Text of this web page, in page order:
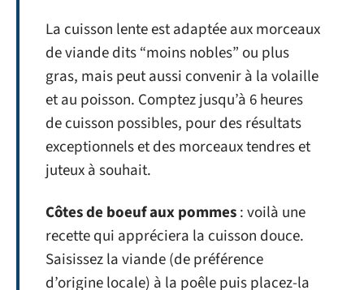
La cuisson lente est adaptée aux morceaux
de viande dits “moins nobles” ou plus
gras, mais peut aussi convenir à la volaille
et au poisson. Comptez jusqu’à 6 heures
de cuisson possibles, pour des résultats
exceptionnels et des morceaux tendres et
juteux à souhait.
Côtes de boeuf aux pommes: voilà une
recette qui appréciera la cuisson douce.
Saisissez la viande (de préférence
d’origine locale) à la poêle puis placez-la